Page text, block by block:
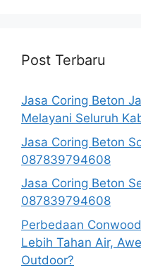
Post Terbaru
Jasa Coring Beton
Melayani Seluruh
Jasa Coring Beton
087839794608
Jasa Coring Beton
087839794608
Perbedaan
Lebih Tahan Air,
Outdoor?